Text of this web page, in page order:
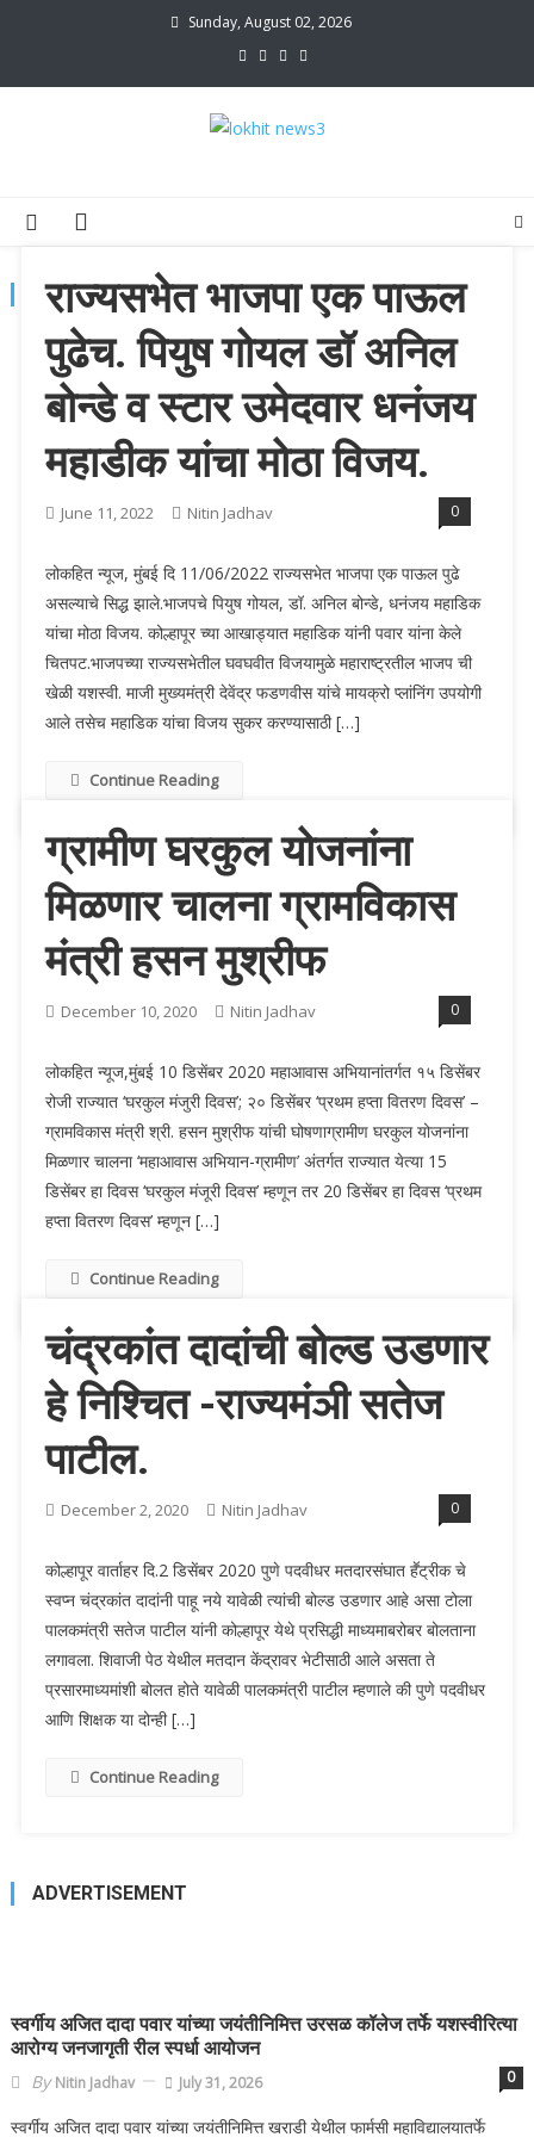
Sunday, August 02, 2026
TAG:KOLHAPUR POLITICS
राज्यसभेत भाजपा एक पाऊल
पुढेच. पियुष गोयल डॉ अनिल
बोन्डे व स्टार उमेदवार धनंजय
महाडीक यांचा मोठा विजय.
June 11, 2022 Nitin Jadhav 0
लोकहित न्यूज, मुंबई दि 11/06/2022 राज्यसभेत भाजपा एक पाऊल पुढे
असल्याचे सिद्ध झाले.भाजपचे पियुष गोयल, डॉ. अनिल बोन्डे, धनंजय महाडिक
यांचा मोठा विजय. कोल्हापूर च्या आखाड्यात महाडिक यांनी पवार यांना केले
चितपट.भाजपच्या राज्यसभेतील घवघवीत विजयामुळे महाराष्ट्रतील भाजप ची
खेळी यशस्वी. माजी मुख्यमंत्री देवेंद्र फडणवीस यांचे मायक्रो प्लांनिंग उपयोगी
आले तसेच महाडिक यांचा विजय सुकर करण्यासाठी […]
Continue Reading
ग्रामीण घरकुल योजनांना
मिळणार चालना ग्रामविकास
मंत्री हसन मुश्रीफ
December 10, 2020 Nitin Jadhav 0
लोकहित न्यूज,मुंबई 10 डिसेंबर 2020 महाआवास अभियानांतर्गत १५ डिसेंबर
रोजी राज्यात ‘घरकुल मंजुरी दिवस’; २० डिसेंबर ‘प्रथम हप्ता वितरण दिवस’ –
ग्रामविकास मंत्री श्री. हसन मुश्रीफ यांची घोषणाग्रामीण घरकुल योजनांना
मिळणार चालना ‘महाआवास अभियान-ग्रामीण’ अंतर्गत राज्यात येत्या 15
डिसेंबर हा दिवस ‘घरकुल मंजूरी दिवस’ म्हणून तर 20 डिसेंबर हा दिवस ‘प्रथम
हप्ता वितरण दिवस’ म्हणून […]
Continue Reading
चंद्रकांत दादांची बोल्ड उडणार
हे निश्चित -राज्यमंञी सतेज
पाटील.
December 2, 2020 Nitin Jadhav 0
कोल्हापूर वार्ताहर दि.2 डिसेंबर 2020 पुणे पदवीधर मतदारसंघात हॕट्रीक चे
स्वप्न चंद्रकांत दादांनी पाहू नये यावेळी त्यांची बोल्ड उडणार आहे असा टोला
पालकमंत्री सतेज पाटील यांनी कोल्हापूर येथे प्रसिद्धी माध्यमाबरोबर बोलताना
लगावला. शिवाजी पेठ येथील मतदान केंद्रावर भेटीसाठी आले असता ते
प्रसारमाध्यमांशी बोलत होते यावेळी पालकमंत्री पाटील म्हणाले की पुणे पदवीधर
आणि शिक्षक या दोन्ही […]
Continue Reading
ADVERTISEMENT
स्वर्गीय अजित दादा पवार यांच्या जयंतीनिमित्त उरसळ कॉलेज तर्फे यशस्वीरित्या
आरोग्य जनजागृती रील स्पर्धा आयोजन
ByNitin Jadhav July 31, 2026 0
स्वर्गीय अजित दादा पवार यांच्या जयंतीनिमित्त खराडी येथील फार्मसी महाविद्यालयातर्फे